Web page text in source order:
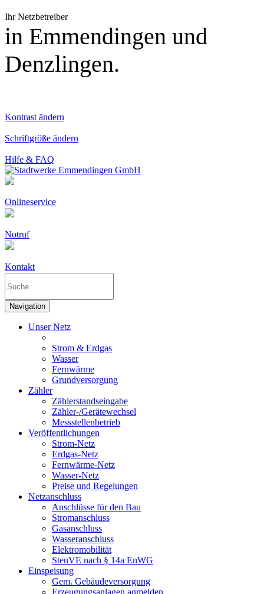
Ihr Netzbetreiber
in Emmendingen und
Denzlingen.
Kontrast ändern
Schriftgröße ändern
Hilfe & FAQ
Onlineservice
Notruf
Kontakt
Navigation
Unser Netz
Strom & Erdgas
Wasser
Fernwärme
Grundversorgung
Zähler
Zählerstandseingabe
Zähler-/Gerätewechsel
Messstellenbetrieb
Veröffentlichungen
Strom-Netz
Erdgas-Netz
Fernwärme-Netz
Wasser-Netz
Preise und Regelungen
Netzanschluss
Anschlüsse für den Bau
Stromanschluss
Gasanschluss
Wasseranschluss
Elektromobilität
SteuVE nach § 14a EnWG
Einspeisung
Gem. Gebäudeversorgung
Erzeugungsanlagen anmelden